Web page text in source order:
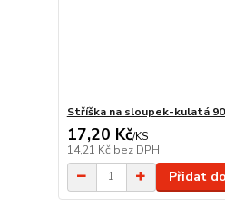
Stříška na sloupek-kulatá 90
17,20 Kč/KS
14,21 Kč bez DPH
Přidat